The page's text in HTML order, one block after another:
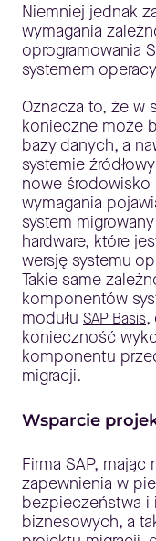
Niemniej jednak
wymagania
oprogramowania
systemem
Oznacza to, że w
konieczne może
bazy danych, a
systemie
nowe środowisko
wymagania
system
hardware, które
wersję systemu
Takie same
komponentów
modułu SAP Basis,
konieczność
komponentu
migracji.
Wsparcie
Firma SAP,
zapewnienia w
bezpieczeństwa i
biznesowych, a